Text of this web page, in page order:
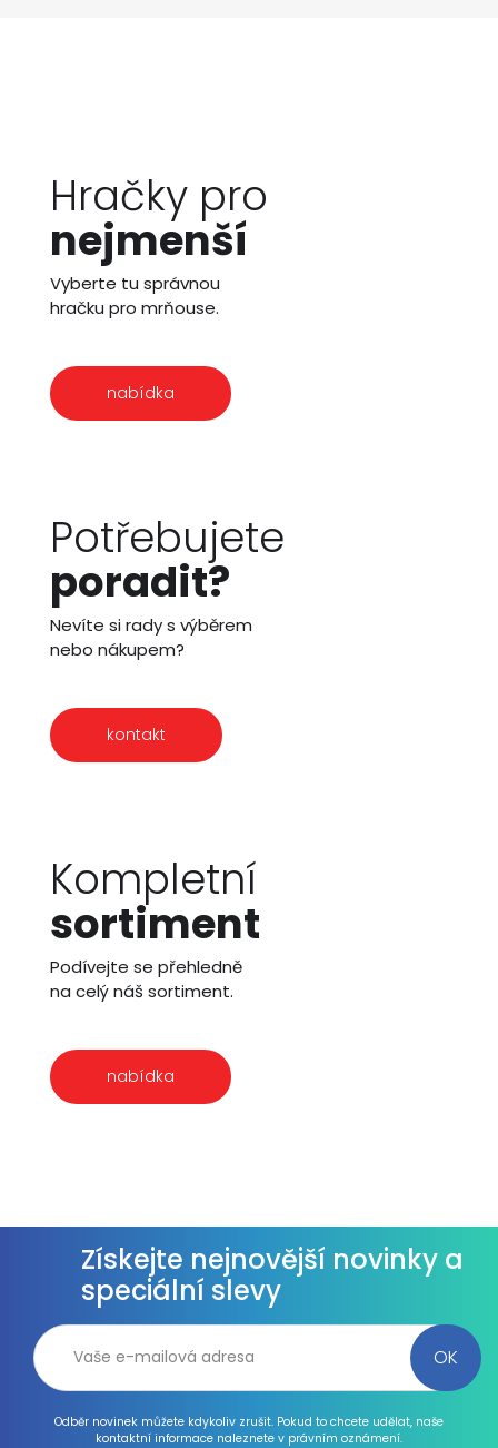
Hračky pro
nejmenší
Vyberte tu správnou
hračku pro mrňouse.
nabídka
Potřebujete
poradit?
Nevíte si rady s výběrem
nebo nákupem?
kontakt
Kompletní
sortiment
Podívejte se přehledně
na celý náš sortiment.
nabídka
Získejte nejnovější novinky a
speciální slevy
Odběr novinek můžete kdykoliv zrušit. Pokud to chcete udělat, naše
kontaktní informace naleznete v právním oznámení.